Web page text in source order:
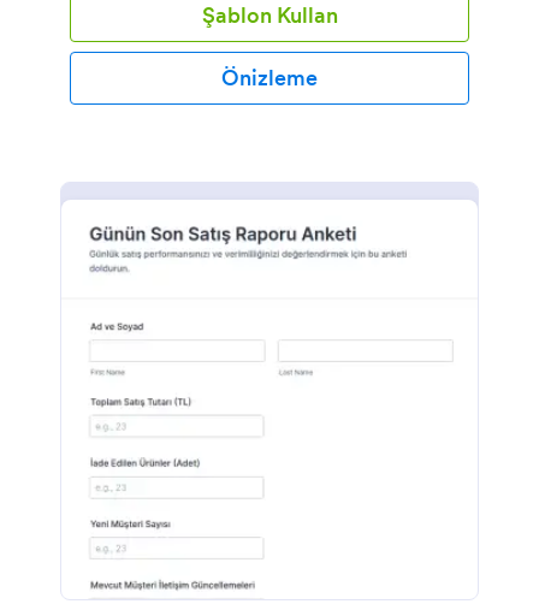
Şablon Kullan
Önizleme